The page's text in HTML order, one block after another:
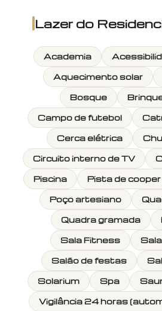
Lazer do
Academia
Aquecimento solar
Bosque
Campo de futebol
Cerca elétrica
Circuito interno de TV
Piscina
Pista de cooper
Poço artesiano
Quadra gramada
Sala Fitness
Salão de festas
Solarium
Spa
Vigilância 24 horas